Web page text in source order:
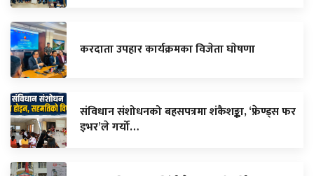
करदाता उपहार कार्यक्रमका विजेता घाेषणा
संविधान संशोधनको बहसपत्रमा शंकैशङ्का, ‘फ्रेण्ड्स फर
इभर’ले गर्यो…